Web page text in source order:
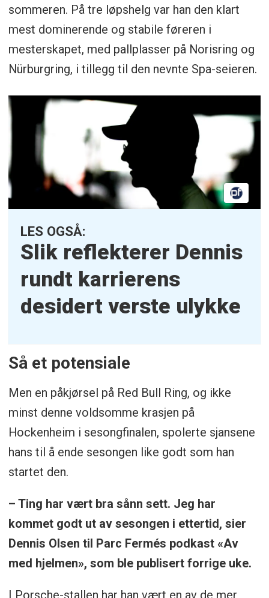
sommeren. På tre løpshelg var han den klart
mest dominerende og stabile føreren i
mesterskapet, med pallplasser på Norisring og
Nürburgring, i tillegg til den nevnte Spa-seieren.
LES OGSÅ:
Slik reflekterer Dennis
rundt karrierens
desidert verste ulykke
Så et potensiale
Men en påkjørsel på Red Bull Ring, og ikke
minst denne voldsomme krasjen på
Hockenheim i sesongfinalen, spolerte sjansene
hans til å ende sesongen like godt som han
startet den.
– Ting har vært bra sånn sett. Jeg har
kommet godt ut av sesongen i ettertid, sier
Dennis Olsen til Parc Fermés podkast «Av
med hjelmen», som ble publisert forrige uke.
I Porsche-stallen har han vært en av de mer